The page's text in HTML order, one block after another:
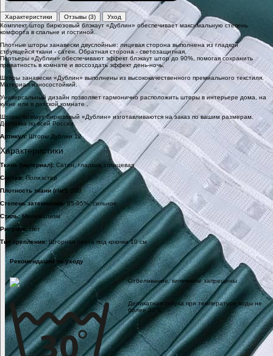
Характеристики Отзывы (3)
Уход
Комплект штор бирюзовый блэкаут «Дублин» обеспечивает максимальную степень
комфорта в спальне и гостиной.
Плотные шторы занавески двуслойные: лицевая сторона выполнена из гладкой
струящейся ткани - сатен. Обратная сторона - светозащитная.
Портьеры «Дублин» обеспечивают эффект блэкаут штор до 90%, помогая сохранить
приватность в комнате и воссоздать эффект день-ночь.
Шторы занавески «Дублин» выполнены из высококачественного премиального текстиля.
Материал износостойкий.
Универсальный дизайн позволяет гармонично расположить шторы в интерьере дома, на
кухне или в детской комнате .
Шторы блэкаут бирюзовый «Дублин» изготавливаются на заказ по вашим размерам.
Доставка по всей России.
Артикул:Шторы Дублин 12
Характеристики
Ткань (материал): Сатен, гладкая, глянцевая
Состав:Полиэстер
Плотность ткани (г/м²): 280
Степень затемнения:85-95%, сильное
Стиль:Минимализм
Рисунок: Нет
Тип крепления: Шторная лента под крючки 10 см
Рекомендации по уходу
Отбеливание, кипячение запрещены
Деликатная стирка при температуре воды не
более 30o C